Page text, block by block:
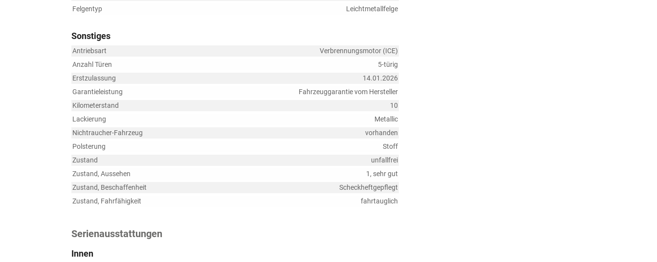
Felgentyp
Leichtmetallfelge
Sonstiges
Antriebsart
Verbrennungsmotor (ICE)
Anzahl Türen
5-türig
Erstzulassung
14.01.2026
Garantieleistung
Fahrzeuggarantie vom Hersteller
Kilometerstand
10
Lackierung
Metallic
Nichtraucher-Fahrzeug
vorhanden
Polsterung
Stoff
Zustand
unfallfrei
Zustand, Aussehen
1, sehr gut
Zustand, Beschaffenheit
Scheckheftgepflegt
Zustand, Fahrfähigkeit
fahrtauglich
Serienausstattungen
Innen